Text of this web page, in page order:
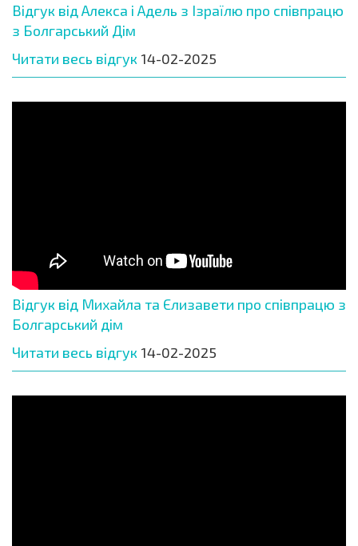
Відгук від Алекса і Адель з Ізраїлю про співпрацю
з Болгарський Дім
Читати весь відгук 14-02-2025
Відгук від Михайла та Єлизавети про співпрацю з
Болгарський дім
Читати весь відгук 14-02-2025